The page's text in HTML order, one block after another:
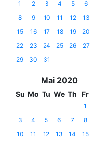
1 2 3 4 5 6
8
9 10 11 12 13
15
16 17 18 19 20
22
23 24 25 26 27
29
30 31
Mai 2020
Su Mo Tu We Th Fr
1
3
4 5 6 7 8
10
11 12 13 14 15